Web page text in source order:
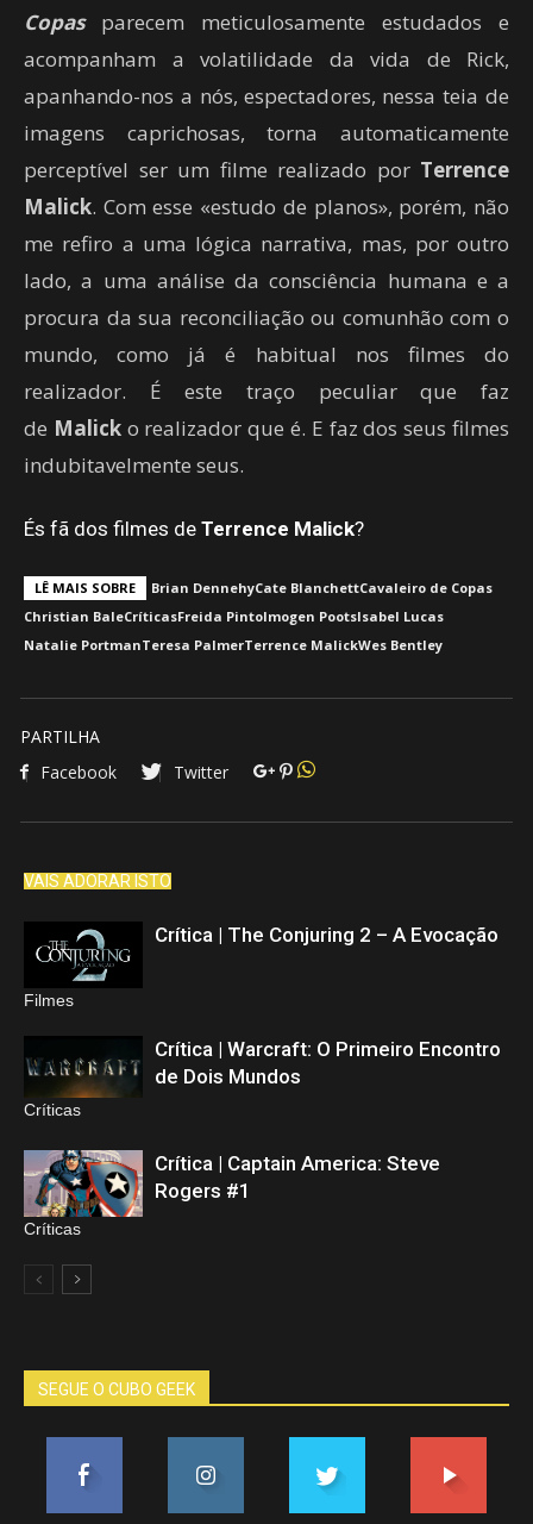
Copasparecem meticulosamente estudados e
acompanham a volatilidade da vida de Rick,
apanhando-nos a nós, espectadores, nessa teia de
imagens caprichosas, torna automaticamente
perceptível ser um filme realizado por Terrence
Malick. Com esse «estudo de planos», porém, não
me refiro a uma lógica narrativa, mas, por outro
lado, a uma análise da consciência humana e a
procura da sua reconciliação ou comunhão com o
mundo, como já é habitual nos filmes do
realizador. É este traço peculiar que faz
de Malicko realizador que é. E faz dos seus filmes
indubitavelmente seus.
És fã dos filmes de Terrence Malick?
LÊ MAIS SOBRE Brian DennehyCate BlanchettCavaleiro de Copas
Christian BaleCríticasFreida PintoImogen PootsIsabel Lucas
Natalie PortmanTeresa PalmerTerrence MalickWes Bentley
PARTILHA
Facebook
Twitter
VAIS ADORAR ISTO
Filmes
Crítica | The Conjuring 2 – A Evocação
Críticas
Crítica | Warcraft: O Primeiro Encontro
de Dois Mundos
Críticas
Crítica | Captain America: Steve
Rogers #1
SEGUE O CUBO GEEK